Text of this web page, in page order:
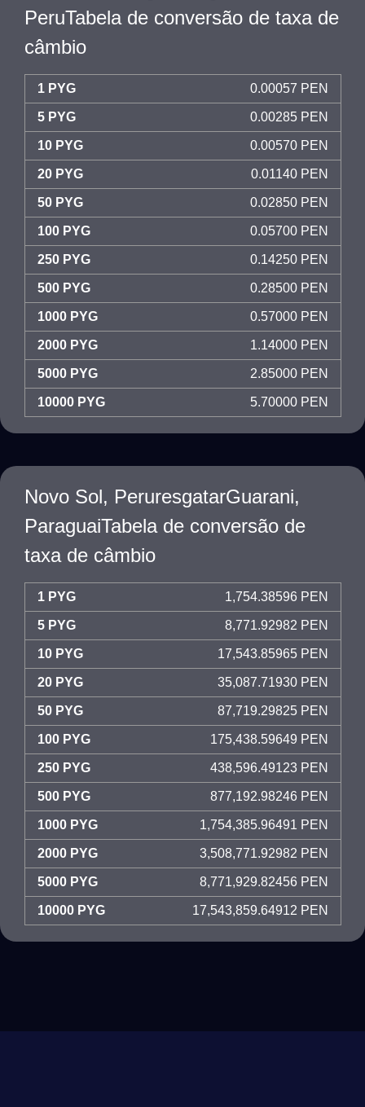
PeruTabela de conversão de taxa de
câmbio
1 PYG 0.00057 PEN
5 PYG 0.00285 PEN
10 PYG 0.00570 PEN
20 PYG 0.01140 PEN
50 PYG 0.02850 PEN
100 PYG 0.05700 PEN
250 PYG 0.14250 PEN
500 PYG 0.28500 PEN
1000 PYG 0.57000 PEN
2000 PYG 1.14000 PEN
5000 PYG 2.85000 PEN
10000 PYG 5.70000 PEN
Novo Sol, PeruresgatarGuarani,
ParaguaiTabela de conversão de
taxa de câmbio
1 PYG 1,754.38596 PEN
5 PYG 8,771.92982 PEN
10 PYG 17,543.85965 PEN
20 PYG 35,087.71930 PEN
50 PYG 87,719.29825 PEN
100 PYG 175,438.59649 PEN
250 PYG 438,596.49123 PEN
500 PYG 877,192.98246 PEN
1000 PYG 1,754,385.96491 PEN
2000 PYG 3,508,771.92982 PEN
5000 PYG 8,771,929.82456 PEN
10000 PYG 17,543,859.64912 PEN